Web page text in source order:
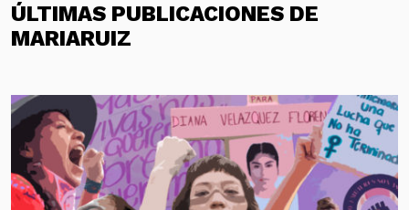
ÚLTIMAS PUBLICACIONES DE
MARIARUIZ